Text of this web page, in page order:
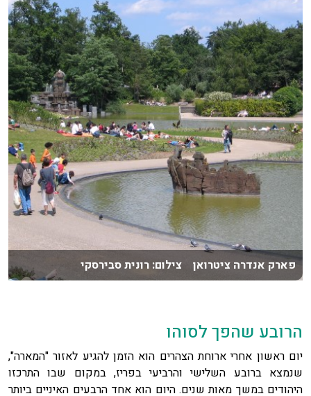
פארק אנדרה ציטרואן צילום: רונית סבירסקי
הרובע שהפך לסוהו
יום ראשון אחרי ארוחת הצהרים הוא הזמן להגיע לאזור "המארה",
שנמצא ברובע השלישי והרביעי בפריז, במקום שבו התרכזו
היהודים במשך מאות שנים. היום הוא אחד הרבעים האיניים ביותר